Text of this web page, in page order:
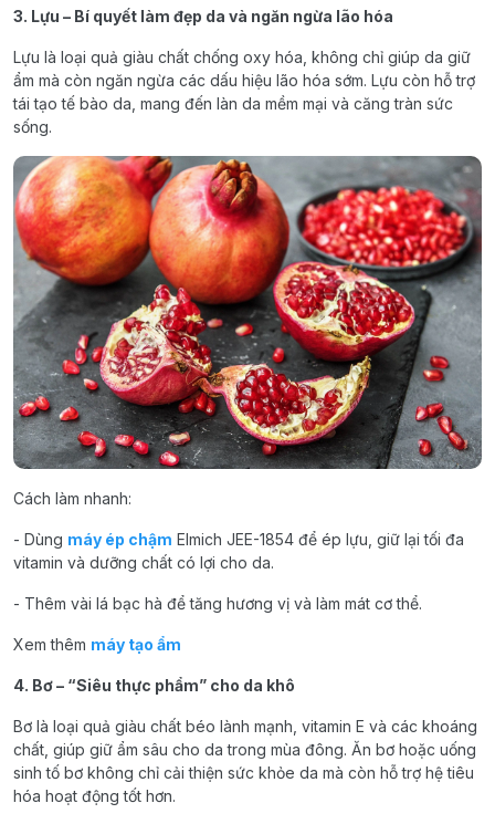
3. Lựu – Bí quyết làm đẹp da và ngăn ngừa lão hóa
Lựu là loại quả giàu chất chống oxy hóa, không chỉ giúp da giữ
ẩm mà còn ngăn ngừa các dấu hiệu lão hóa sớm. Lựu còn hỗ trợ
tái tạo tế bào da, mang đến làn da mềm mại và căng tràn sức
sống.
Cách làm nhanh:
- Dùng máy ép chậm Elmich JEE-1854 để ép lựu, giữ lại tối đa
vitamin và dưỡng chất có lợi cho da.
- Thêm vài lá bạc hà để tăng hương vị và làm mát cơ thể.
Xem thêm máy tạo ẩm
4. Bơ – “Siêu thực phẩm” cho da khô
Bơ là loại quả giàu chất béo lành mạnh, vitamin E và các khoáng
chất, giúp giữ ẩm sâu cho da trong mùa đông. Ăn bơ hoặc uống
sinh tố bơ không chỉ cải thiện sức khỏe da mà còn hỗ trợ hệ tiêu
hóa hoạt động tốt hơn.